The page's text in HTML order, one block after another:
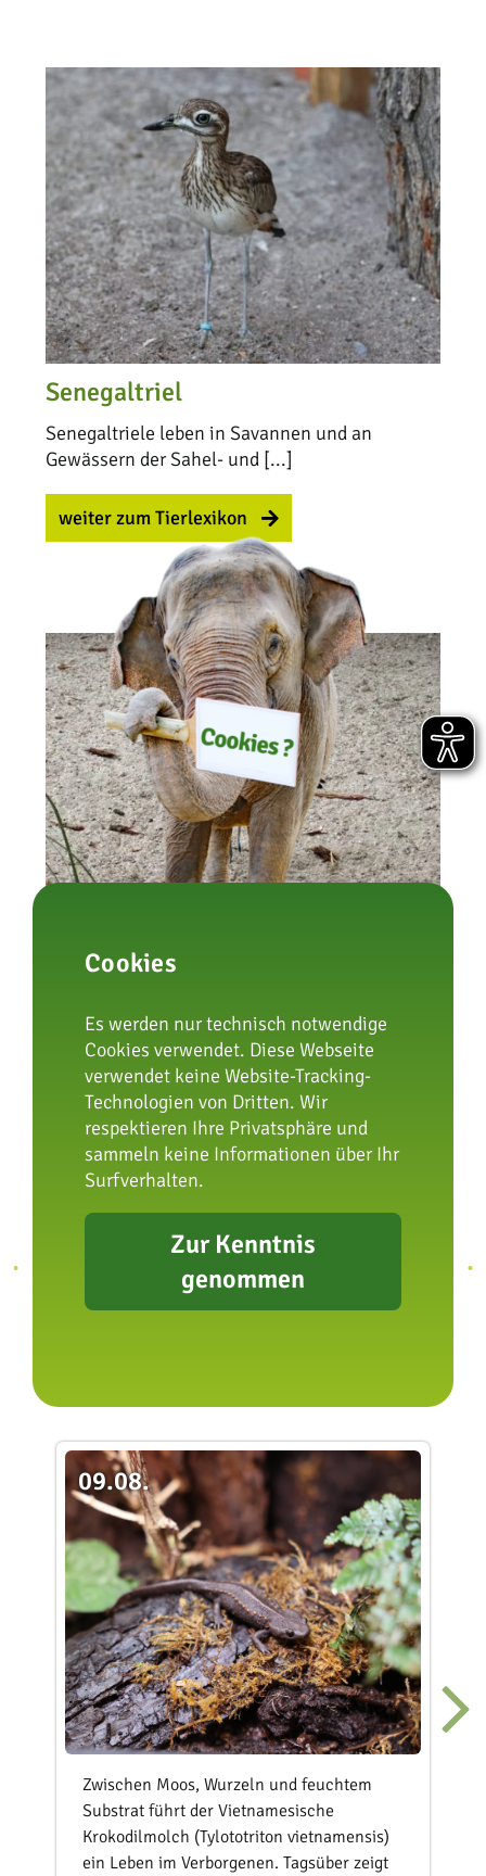
Senegaltriel
Senegaltriele leben in Savannen und an
Gewässern der Sahel- und [...]
weiter zum Tierlexikon
Waffenkiebitz
einem fast einen Zentimeter langen [...]
weiter zum Tierlexikon
09.08.
Zwischen Moos, Wurzeln und feuchtem
Substrat führt der Vietnamesische
Krokodilmolch (Tylototriton vietnamensis)
ein Leben im Verborgenen. Tagsüber zeigt
Cookies
Es werden nur technisch notwendige
Cookies verwendet. Diese Webseite
verwendet keine Website-Tracking-
Technologien von Dritten. Wir
respektieren Ihre Privatsphäre und
sammeln keine Informationen über Ihr
Surfverhalten.
Zur Kenntnis
genommen